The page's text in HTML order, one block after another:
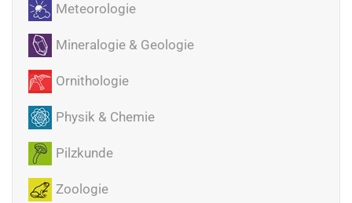
Meteorologie
Mineralogie & Geologie
Ornithologie
Physik & Chemie
Pilzkunde
Zoologie